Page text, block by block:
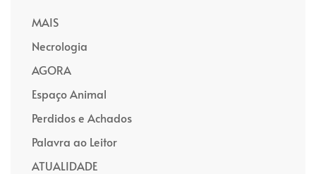
MAIS
Necrologia
AGORA
Espaço Animal
Perdidos e Achados
Palavra ao Leitor
ATUALIDADE